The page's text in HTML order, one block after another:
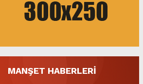
MANŞET HABERLERİ